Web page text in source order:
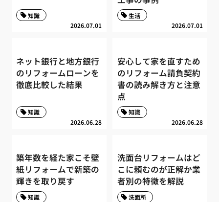
2026.07.01
知識
2026.07.01
生活
ネット銀行と地方銀行
のリフォームローンを
徹底比較した結果
2026.06.28
知識
安心して家を直すため
のリフォーム請負契約
書の読み解き方と注意
点
2026.06.28
知識
築年数を経た家こそ壁
紙リフォームで新築の
輝きを取り戻す
知識
洗面台リフォームはど
こに頼むのが正解か業
者別の特徴を解説
洗面所